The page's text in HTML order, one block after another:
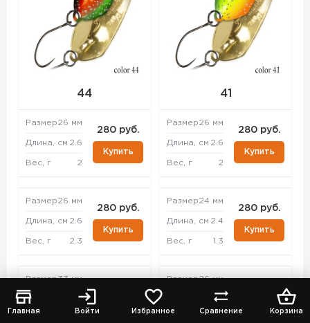
Главная Войти Избранное Сравнение Корзина
44
Размер26 мм
Длина, см 2.6
Вес, г 2
280 руб.
Купить
Размер26 мм
Длина, см 2.6
Вес, г 2.3
280 руб.
Купить
Размер33 мм
Длина, см 3.3
Купить
41
Размер26 мм
Длина, см 2.6
Вес, г 2
280 руб.
Купить
Размер24 мм
Длина, см 2.4
Вес, г 1.3
280 руб.
Купить
Размер26 мм
2.6
Купить